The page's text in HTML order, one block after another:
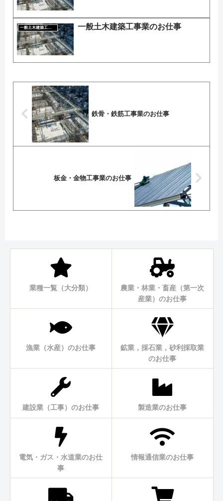
一般土木建築工事業 一般土木建築工事業のお仕事
鉄骨・鉄筋工事業のお仕事
板金・金物工事業のお仕事
業種一覧（大分類）
農業・林業・畜産（第一次
産業）のお仕事
漁業（水産）のお仕事
鉱業，採石業，砂利採取業
のお仕事
建設業（工事）のお仕事 製造業のお仕事
電気・ガス・水道業のお仕
事
情報通信業のお仕事